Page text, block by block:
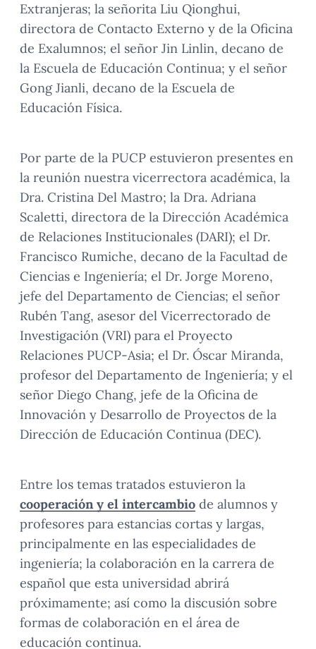
Extranjeras; la señorita Liu Qionghui,
directora de Contacto Externo y de la Oficina
de Exalumnos; el señor Jin Linlin, decano de
la Escuela de Educación Continua; y el señor
Gong Jianli, decano de la Escuela de
Educación Física.
Por parte de la PUCP estuvieron presentes en
la reunión nuestra vicerrectora académica, la
Dra. Cristina Del Mastro; la Dra. Adriana
Scaletti, directora de la Dirección Académica
de Relaciones Institucionales (DARI); el Dr.
Francisco Rumiche, decano de la Facultad de
Ciencias e Ingeniería; el Dr. Jorge Moreno,
jefe del Departamento de Ciencias; el señor
Rubén Tang, asesor del Vicerrectorado de
Investigación (VRI) para el Proyecto
Relaciones PUCP-Asia; el Dr. Óscar Miranda,
profesor del Departamento de Ingeniería; y el
señor Diego Chang, jefe de la Oficina de
Innovación y Desarrollo de Proyectos de la
Dirección de Educación Continua (DEC).
Entre los temas tratados estuvieron la
cooperación y el intercambio de alumnos y
profesores para estancias cortas y largas,
principalmente en las especialidades de
ingeniería; la colaboración en la carrera de
español que esta universidad abrirá
próximamente; así como la discusión sobre
formas de colaboración en el área de
educación continua.